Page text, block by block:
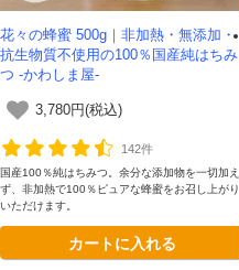
花々の蜂蜜 500g｜非加熱・無添加・
抗生物質不使用の100％国産純はちみ
つ -かわしま屋-
3,780円(税込)
142件
国産100％純はちみつ。余分な添加物を一切加え
ず、非加熱で100％ピュアな蜂蜜をお召し上がり
いただけます。
カートに入れる